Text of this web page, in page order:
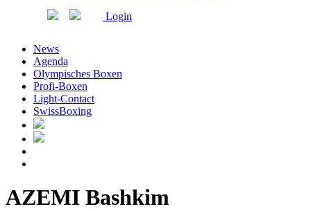
Login
News
Agenda
Olympisches Boxen
Profi-Boxen
Light-Contact
SwissBoxing
AZEMI Bashkim